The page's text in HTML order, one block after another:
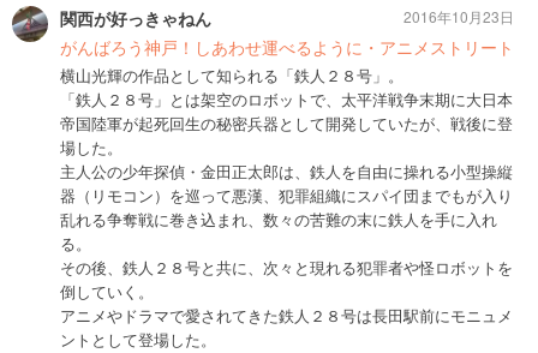
関西が好っきゃねん
がんばろう神戸！しあわせ運べるように・アニメストリート
横山光輝の作品として知られる「鉄人２８号」。
「鉄人２８号」とは架空のロボットで、太平洋戦争末期に大日本
帝国陸軍が起死回生の秘密兵器として開発していたが、戦後に登
場した。
主人公の少年探偵・金田正太郎は、鉄人を自由に操れる小型操縦
器（リモコン）を巡って悪漢、犯罪組織にスパイ団までもが入り
乱れる争奪戦に巻き込まれ、数々の苦難の末に鉄人を手に入れ
る。
その後、鉄人２８号と共に、次々と現れる犯罪者や怪ロボットを
倒していく。
アニメやドラマで愛されてきた鉄人２８号は長田駅前にモニュメ
ントとして登場した。
2016年10月23日